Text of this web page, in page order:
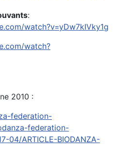
:
watch?v=yDw7kIVky1g
watch?
2010 :
federation-
federation-
04/ARTICLE-BIODANZA-